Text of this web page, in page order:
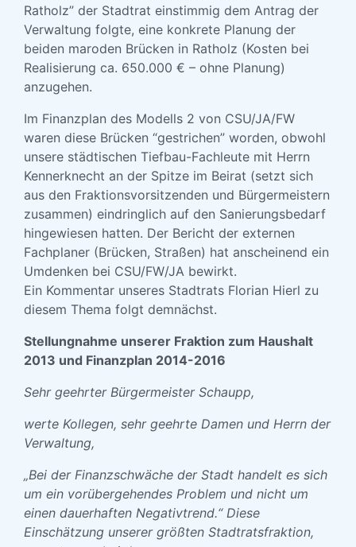
Ratholz” der Stadtrat einstimmig dem Antrag der
Verwaltung folgte, eine konkrete Planung der
beiden maroden Brücken in Ratholz (Kosten bei
Realisierung ca. 650.000 € – ohne Planung)
anzugehen.
Im Finanzplan des Modells 2 von CSU/JA/FW
waren diese Brücken “gestrichen” worden, obwohl
unsere städtischen Tiefbau-Fachleute mit Herrn
Kennerknecht an der Spitze im Beirat (setzt sich
aus den Fraktionsvorsitzenden und Bürgermeistern
zusammen) eindringlich auf den Sanierungsbedarf
hingewiesen hatten. Der Bericht der externen
Fachplaner (Brücken, Straßen) hat anscheinend ein
Umdenken bei CSU/FW/JA bewirkt.
Ein Kommentar unseres Stadtrats Florian Hierl zu
diesem Thema folgt demnächst.
Stellungnahme unserer Fraktion zum Haushalt
2013 und Finanzplan 2014-2016
Sehr geehrter Bürgermeister Schaupp,
werte Kollegen, sehr geehrte Damen und Herrn der
Verwaltung,
„Bei der Finanzschwäche der Stadt handelt es sich
um ein vorübergehendes Problem und nicht um
einen dauerhaften Negativtrend.“ Diese
Einschätzung unserer größten Stadtratsfraktion,